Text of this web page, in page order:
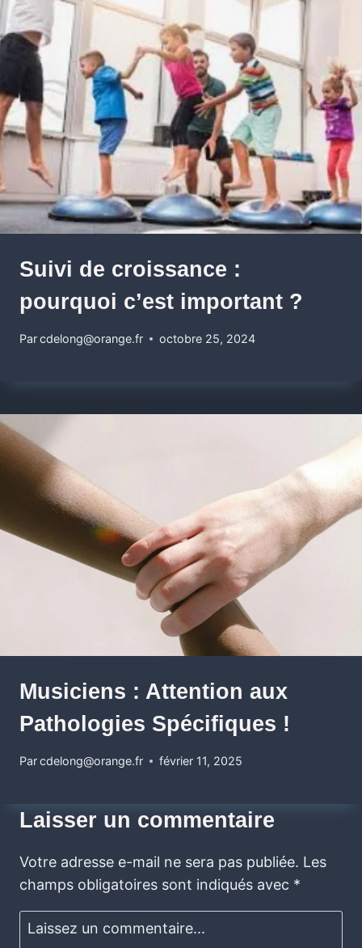
Suivi de croissance :
pourquoi c’est important ?
Parcdelong@orange.fr octobre 25, 2024
Musiciens : Attention aux
Pathologies Spécifiques !
Parcdelong@orange.fr février 11, 2025
Laisser un commentaire
Votre adresse e-mail ne sera pas publiée. Les
champs obligatoires sont indiqués avec *